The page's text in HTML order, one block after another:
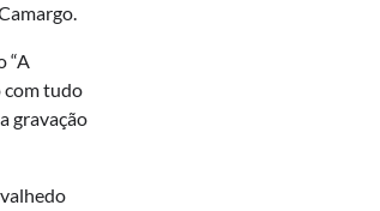
“A
com tudo
gravação